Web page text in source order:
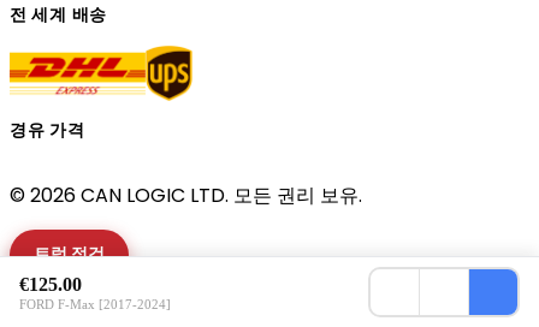
전 세계 배송
경유 가격
© 2026 CAN LOGIC LTD. 모든 권리 보유.
트럭 점검
€125.00
FORD F-Max [2017-2024]
쿠키를 사용하여 사용자 경험을 개선하고 사이트 트래픽을 분
석합니다. 이 사이트를 계속 사용하면 당사의개인정보 보호정